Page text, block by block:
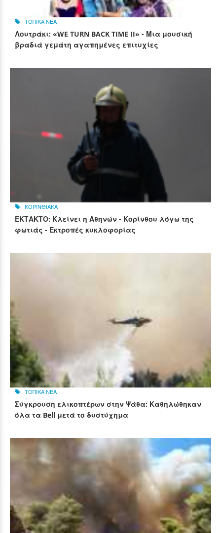
ΤΟΠΙΚΑ ΝΕΑ
Λουτράκι: «WE TURN BACK TIME II» - Μια μουσική
βραδιά γεμάτη αγαπημένες επιτυχίες
ΚΟΡΙΝΘΙΑΚΑ
ΕΚΤΑΚΤΟ: Κλείνει η Αθηνών - Κορίνθου λόγω της
φωτιάς - Εκτροπές κυκλοφορίας
ΤΟΠΙΚΑ ΝΕΑ
Σύγκρουση ελικοπτέρων στην Ψάθα: Καθηλώθηκαν
όλα τα Bell μετά το δυστύχημα